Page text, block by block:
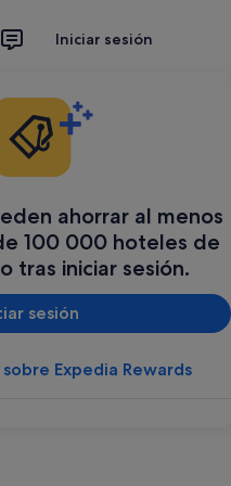
Iniciar sesión
ahorrar al menos
100 000 hoteles de
tras iniciar sesión.
sesión
Expedia Rewards